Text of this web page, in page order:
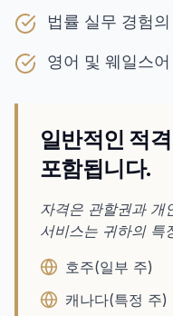
법률 실무 경험
영어 및 웨일스
일반적인 적
포함됩니다.
자격은 관할권과 개
서비스는 귀하의 특
호주(일부 주)
캐나다(특정 주)